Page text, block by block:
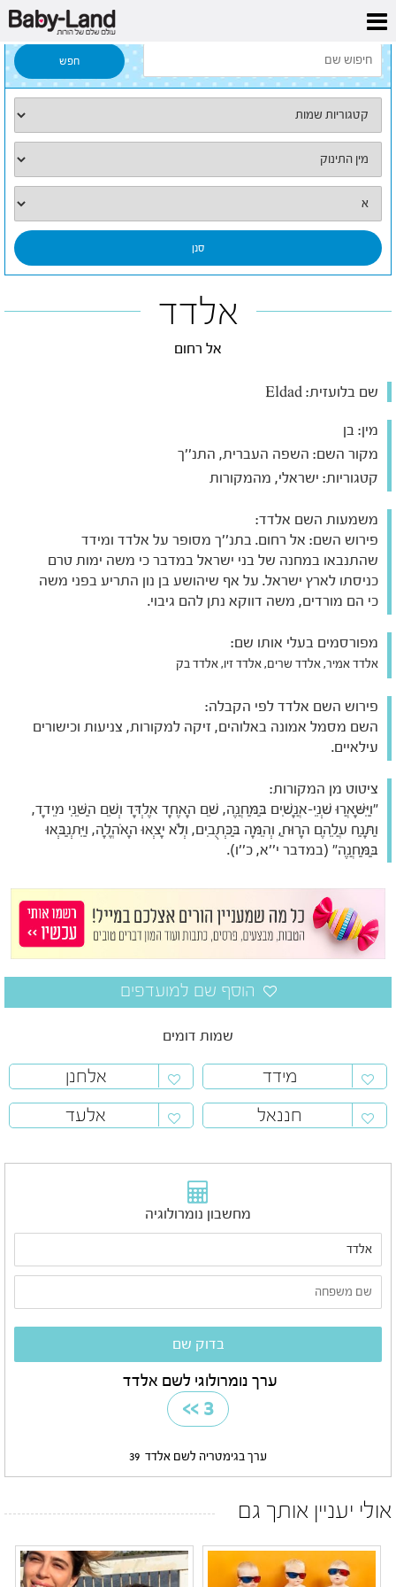
דף הבית
אלדד
אל רחום
שם בלועזית:
מין: בן
מקור השם: השפה העברית, התנ''ך
קטגוריות: ישראלי, מהמקורות
משמעות השם אלדד:
פירוש השם: אל רחום. בתנ''ך מסופר על אלדד ומידד
שהתנבאו במחנה של בני ישראל במדבר כי משה ימות טרם
כניסתו לארץ ישראל. על אף שיהושע בן נון התריע בפני משה
כי הם מורדים, משה דווקא נתן להם גיבוי.
מפורסמים בעלי אותו שם:
אלדד אמיר, אלדד שרים, אלדד זיו, אלדד בק
פירוש השם אלדד לפי הקבלה:
השם מסמל אמונה באלוהים, זיקה למקורות, צניעות וכישורים
עילאיים.
ציטוט מן המקורות:
"וַיִּשָּׁאֲרוּ שְׁנֵי-אֲנָשִׁים בַּמַּחֲנֶה, שֵׁם הָאֶחָד אֶלְדָּד וְשֵׁם הַשֵּׁנִי מֵידָד,
וַתָּנַח עֲלֵהֶם הָרוּחַ, וְהֵמָּה בַּכְּתֻבִים, וְלֹא יָצְאוּ הָאֹהֱלָה, וַיִּתְנַבְּאוּ
בַּמַּחֲנֶה" (במדבר י''א, כ''ו).
שמות דומים
מידד
אלחנן
חננאל
אלעד
מחשבון נומרולוגיה
ערך נומרולוגי לשם אלדד
3
>>
ערך בגימטריה לשם אלדד 39
אולי יעניין אותך גם